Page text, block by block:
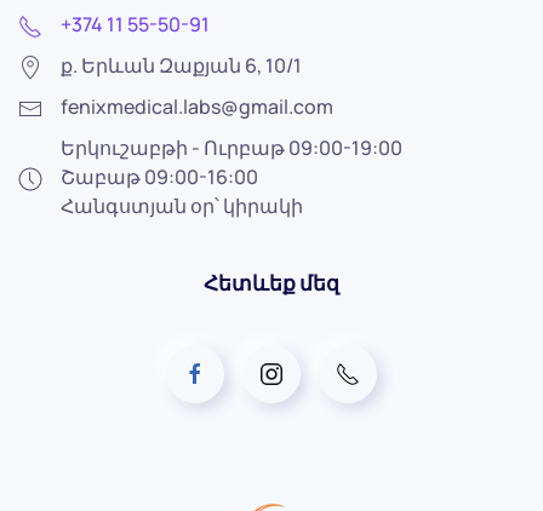
+374 11 55-50-91
ք. Երևան Զաքյան 6, 10/1
fenixmedical.labs@gmail.com
Երկուշաբթի - Ուրբաթ 09:00-19:00
Շաբաթ 09:00-16:00
Հանգստյան օր՝ կիրակի
Հետևեք մեզ